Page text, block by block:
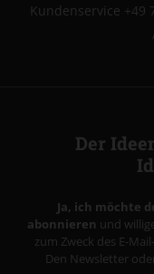
Kundenservice +49
Der
Ja, ich möchte
abonnieren und
zum Zweck des E-
Den Newsletter